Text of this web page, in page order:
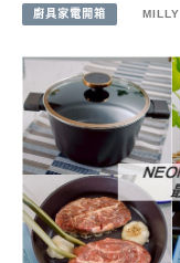
廚具家電開箱 MILLY